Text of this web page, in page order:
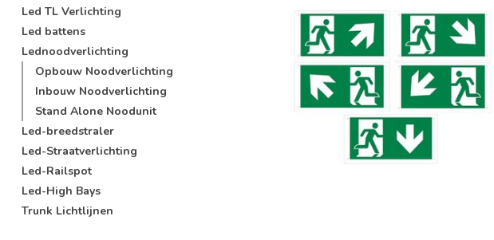
Led TL Verlichting
Led battens
Lednoodverlichting
Opbouw Noodverlichting
Inbouw Noodverlichting
Stand Alone Noodunit
Led-breedstraler
Led-Straatverlichting
Led-Railspot
Led-High Bays
Trunk Lichtlijnen